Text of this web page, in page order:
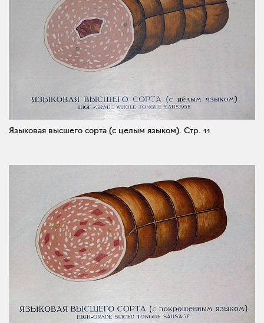
Языковая высшего сорта (с целым языком). Стр. 11